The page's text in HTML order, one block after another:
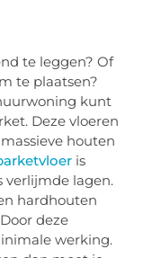
te leggen? Of
te plaatsen?
kunt
Deze vloeren
houten
is
verlijmde lagen.
hardhouten
deze
werking.